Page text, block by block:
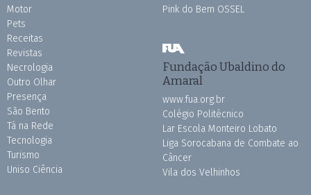
Motor
Pets
Receitas
Revistas
Necrologia
Outro Olhar
Presença
São Bento
Tá na Rede
Tecnologia
Turismo
Uniso Ciência
Pink do Bem OSSEL
Fundação Ubaldino do
Amaral
www.fua.org.br
Colégio Politécnico
Lar Escola Monteiro Lobato
Liga Sorocabana de Combate ao
Câncer
Vila dos Velhinhos